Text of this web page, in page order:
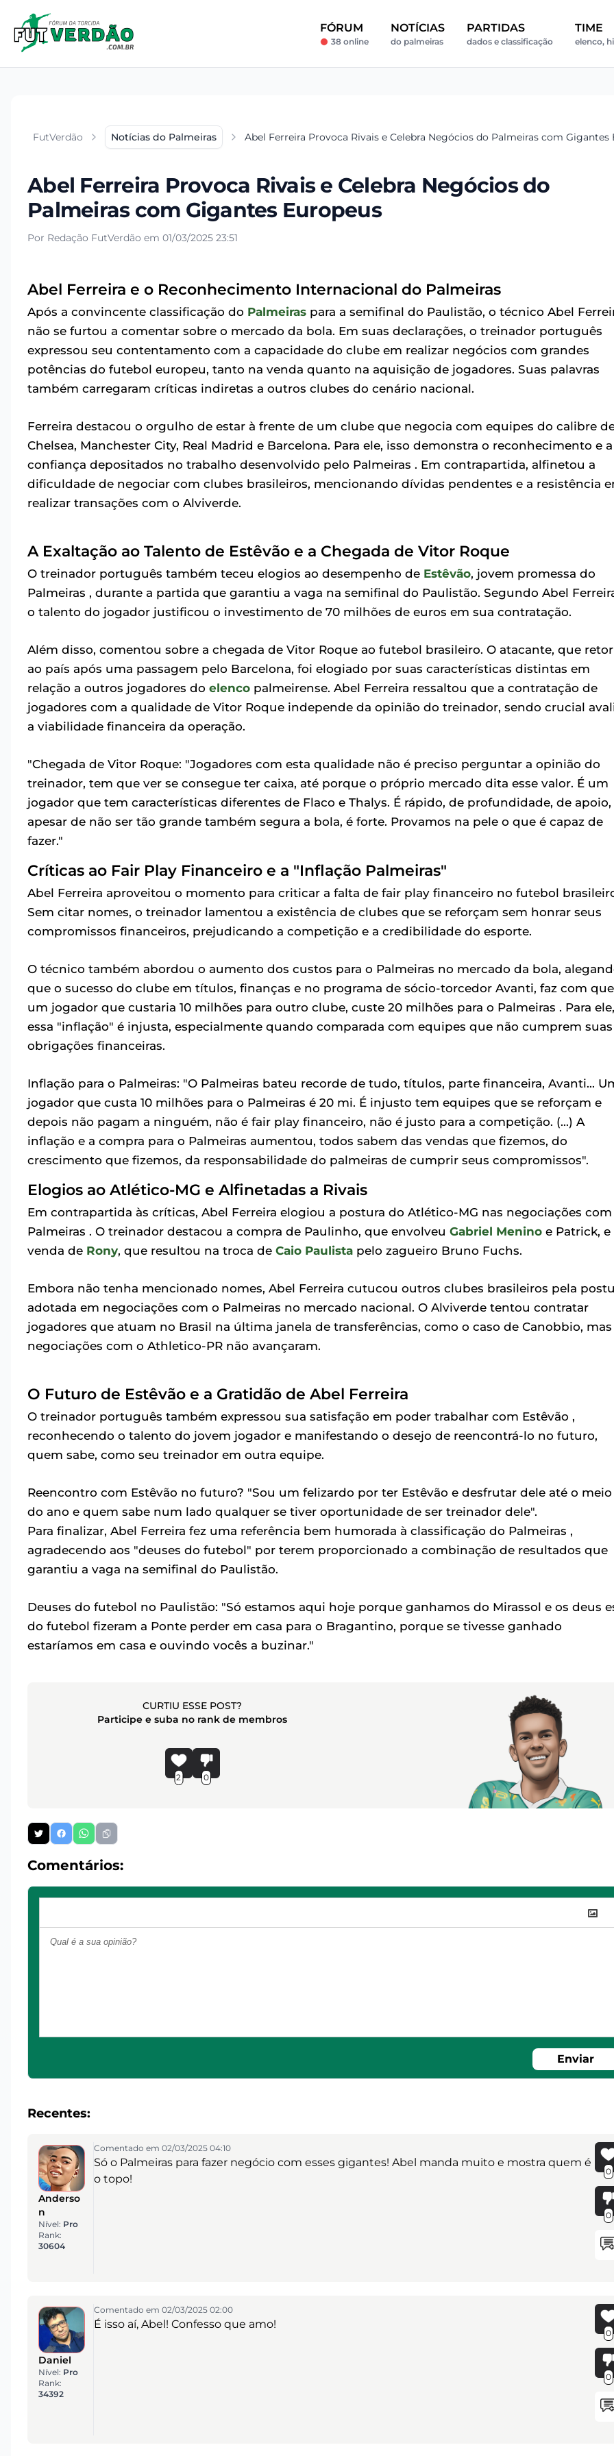
FÓRUM
38 online
NOTÍCIAS
do palmeiras
PARTIDAS
dados e classificação
TIME
elenco,
FutVerdão Notícias do Palmeiras Abel Ferreira Provoca Rivais e Celebra Negócios do Palmeiras com Gigantes
Abel Ferreira Provoca Rivais e Celebra Negócios do
Palmeiras com Gigantes Europeus
Por Redação FutVerdão em 01/03/2025 23:51
Abel Ferreira e o Reconhecimento Internacional do Palmeiras
Após a convincente classificação do Palmeiras para a semifinal do Paulistão, o técnico Abel
não se furtou a comentar sobre o mercado da bola. Em suas declarações, o treinador português
expressou seu contentamento com a capacidade do clube em realizar negócios com grandes
potências do futebol europeu, tanto na venda quanto na aquisição de jogadores. Suas palavras
também carregaram críticas indiretas a outros clubes do cenário nacional.
Ferreira destacou o orgulho de estar à frente de um clube que negocia com equipes do calibre
Chelsea, Manchester City, Real Madrid e Barcelona. Para ele, isso demonstra o reconhecimento e a
confiança depositados no trabalho desenvolvido pelo Palmeiras . Em contrapartida, alfinetou a
dificuldade de negociar com clubes brasileiros, mencionando dívidas pendentes e a resistência
realizar transações com o Alviverde.
A Exaltação ao Talento de Estêvão e a Chegada de Vitor Roque
O treinador português também teceu elogios ao desempenho de Estêvão, jovem promessa do
Palmeiras , durante a partida que garantiu a vaga na semifinal do Paulistão. Segundo Abel
o talento do jogador justificou o investimento de 70 milhões de euros em sua contratação.
Além disso, comentou sobre a chegada de Vitor Roque ao futebol brasileiro. O atacante, que
ao país após uma passagem pelo Barcelona, foi elogiado por suas características distintas em
relação a outros jogadores do elenco palmeirense. Abel Ferreira ressaltou que a contratação de
jogadores com a qualidade de Vitor Roque independe da opinião do treinador, sendo crucial
a viabilidade financeira da operação.
"Chegada de Vitor Roque: "Jogadores com esta qualidade não é preciso perguntar a opinião do
treinador, tem que ver se consegue ter caixa, até porque o próprio mercado dita esse valor. É um
jogador que tem características diferentes de Flaco e Thalys. É rápido, de profundidade, de apoio,
apesar de não ser tão grande também segura a bola, é forte. Provamos na pele o que é capaz de
fazer."
Críticas ao Fair Play Financeiro e a "Inflação Palmeiras"
Abel Ferreira aproveitou o momento para criticar a falta de fair play financeiro no futebol
Sem citar nomes, o treinador lamentou a existência de clubes que se reforçam sem honrar seus
compromissos financeiros, prejudicando a competição e a credibilidade do esporte.
O técnico também abordou o aumento dos custos para o Palmeiras no mercado da bola,
que o sucesso do clube em títulos, finanças e no programa de sócio-torcedor Avanti, faz com que
um jogador que custaria 10 milhões para outro clube, custe 20 milhões para o Palmeiras . Para ele,
essa "inflação" é injusta, especialmente quando comparada com equipes que não cumprem suas
obrigações financeiras.
Inflação para o Palmeiras: "O Palmeiras bateu recorde de tudo, títulos, parte financeira, Avanti...
jogador que custa 10 milhões para o Palmeiras é 20 mi. É injusto tem equipes que se reforçam e
depois não pagam a ninguém, não é fair play financeiro, não é justo para a competição. (...) A
inflação e a compra para o Palmeiras aumentou, todos sabem das vendas que fizemos, do
crescimento que fizemos, da responsabilidade do palmeiras de cumprir seus compromissos".
Elogios ao Atlético-MG e Alfinetadas a Rivais
Em contrapartida às críticas, Abel Ferreira elogiou a postura do Atlético-MG nas negociações
Palmeiras . O treinador destacou a compra de Paulinho, que envolveu Gabriel Menino e Patrick, e
venda de Rony, que resultou na troca de Caio Paulista pelo zagueiro Bruno Fuchs.
Embora não tenha mencionado nomes, Abel Ferreira cutucou outros clubes brasileiros pela
adotada em negociações com o Palmeiras no mercado nacional. O Alviverde tentou contratar
jogadores que atuam no Brasil na última janela de transferências, como o caso de Canobbio, mas
negociações com o Athletico-PR não avançaram.
O Futuro de Estêvão e a Gratidão de Abel Ferreira
O treinador português também expressou sua satisfação em poder trabalhar com Estêvão ,
reconhecendo o talento do jovem jogador e manifestando o desejo de reencontrá-lo no futuro,
quem sabe, como seu treinador em outra equipe.
Reencontro com Estêvão no futuro? "Sou um felizardo por ter Estêvão e desfrutar dele até o meio
do ano e quem sabe num lado qualquer se tiver oportunidade de ser treinador dele".
Para finalizar, Abel Ferreira fez uma referência bem humorada à classificação do Palmeiras ,
agradecendo aos "deuses do futebol" por terem proporcionado a combinação de resultados que
garantiu a vaga na semifinal do Paulistão.
Deuses do futebol no Paulistão: "Só estamos aqui hoje porque ganhamos do Mirassol e os deus
do futebol fizeram a Ponte perder em casa para o Bragantino, porque se tivesse ganhado
estaríamos em casa e ouvindo vocês a buzinar."
CURTIU ESSE POST?
Participe e suba no rank de membros
2 0
Comentários:
Enviar
Recentes:
Anderso
n
Nível: Pro
Rank:
30604
Comentado em 02/03/2025 04:10
Só o Palmeiras para fazer negócio com esses gigantes! Abel manda muito e mostra quem é
o topo!
0
0
Daniel
Nível: Pro
Rank:
34392
Comentado em 02/03/2025 02:00
É isso aí, Abel! Confesso que amo!
0
0